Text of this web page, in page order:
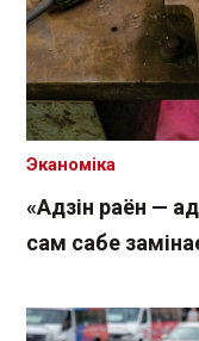
«Адзін раён —
сам сабе
Эканоміка